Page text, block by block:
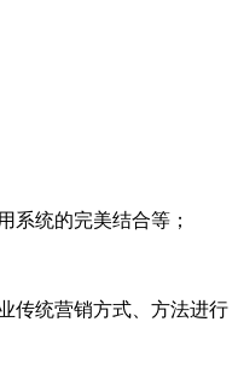
系统的完美结合等；
传统营销方式、方法进行